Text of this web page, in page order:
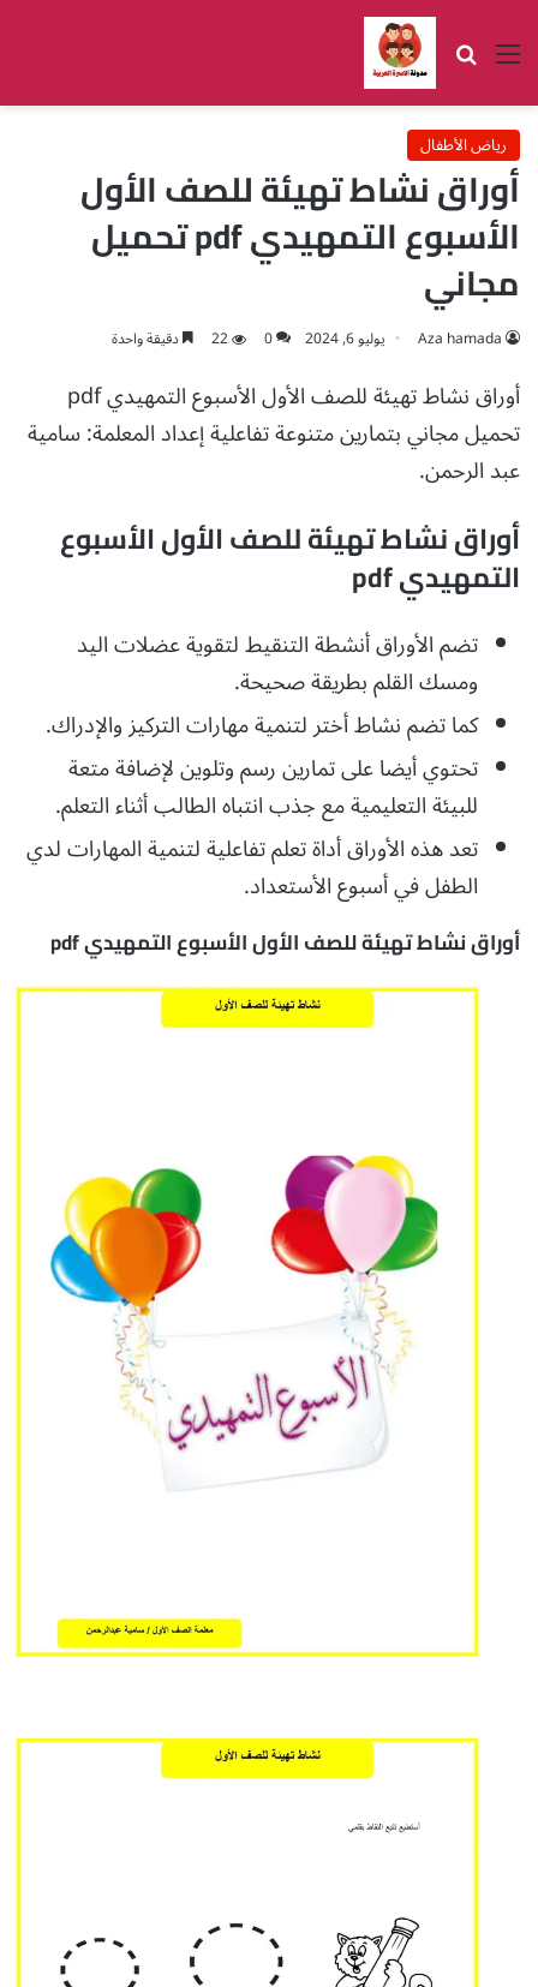
القائمة بحث عن
رياض الأطفال
أوراق نشاط تهيئة للصف الأول
الأسبوع التمهيدي pdf تحميل
مجاني
Aza hamada يوليو 6, 2024 0
22 دقيقة واحدة
أوراق نشاط تهيئة للصف الأول الأسبوع التمهيدي pdf
تحميل مجاني بتمارين متنوعة تفاعلية إعداد المعلمة: سامية
عبد الرحمن.
أوراق نشاط تهيئة للصف الأول الأسبوع
التمهيدي pdf
تضم الأوراق أنشطة التنقيط لتقوية عضلات اليد
ومسك القلم بطريقة صحيحة.
كما تضم نشاط أختر لتنمية مهارات التركيز والإدراك.
تحتوي أيضا على تمارين رسم وتلوين لإضافة متعة
للبيئة التعليمية مع جذب انتباه الطالب أثناء التعلم.
تعد هذه الأوراق أداة تعلم تفاعلية لتنمية المهارات لدي
الطفل في أسبوع الأستعداد.
أوراق نشاط تهيئة للصف الأول الأسبوع التمهيدي pdf